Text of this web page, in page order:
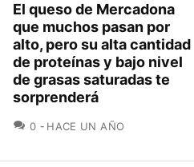
El queso de Mercadona
que muchos pasan por
alto, pero su alta cantidad
de proteínas y bajo nivel
de grasas saturadas te
sorprenderá
0 COMENTARIOS
HACE UN AÑO